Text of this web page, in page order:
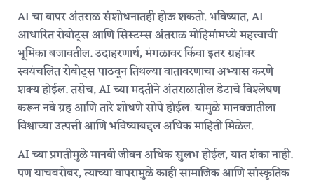
AI चा वापर अंतराळ संशोधनातही होऊ शकतो. भविष्यात, AI
आधारित रोबोट्स आणि सिस्टम्स अंतराळ मोहिमांमध्ये महत्त्वाची
भूमिका बजावतील. उदाहरणार्थ, मंगळावर किंवा इतर ग्रहांवर
स्वयंचलित रोबोट्स पाठवून तिथल्या वातावरणाचा अभ्यास करणे
शक्य होईल. तसेच, AI च्या मदतीने अंतराळातील डेटाचे विश्लेषण
करून नवे ग्रह आणि तारे शोधणे सोपे होईल. यामुळे मानवजातीला
विश्वाच्या उत्पत्ती आणि भविष्याबद्दल अधिक माहिती मिळेल.
AI च्या प्रगतीमुळे मानवी जीवन अधिक सुलभ होईल, यात शंका नाही.
पण याचबरोबर, त्याच्या वापरामुळे काही सामाजिक आणि सांस्कृतिक